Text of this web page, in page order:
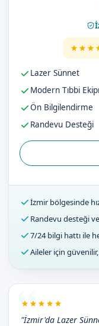
Lazer Sünnet
Modern Tıbbi
Ön Bilgilendirme
Randevu Desteği
İzmir bölgesinde
Randevu desteği
7/24 bilgi hattı ile
Aileler için
"İzmir'da Lazer